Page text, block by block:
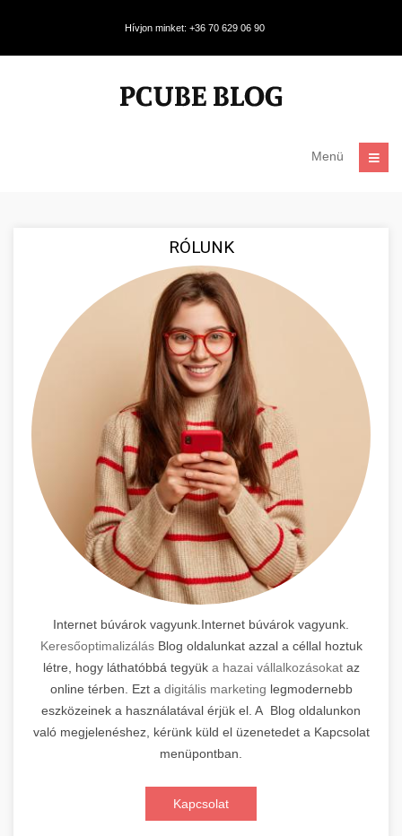
Hívjon minket: +36 70 629 06 90
Menü
RÓLUNK
Internet búvárok vagyunk.Internet búvárok vagyunk.
KeresőoptimalizálásBlog oldalunkat azzal a céllal hoztuk
létre, hogy láthatóbbá tegyük a hazai vállalkozásokataz
online térben. Ezt a digitális marketing legmodernebb
eszközeinek a használatával érjük el. A Blog oldalunkon
való megjelenéshez, kérünk küld el üzenetedet a Kapcsolat
menüpontban.
Kapcsolat